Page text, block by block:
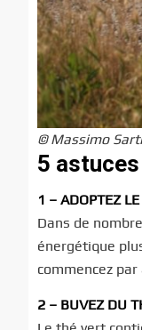
© Massimo
5
1 – ADOPTEZ
Dans de
énergétique
commencez
2 – BUVEZ DU